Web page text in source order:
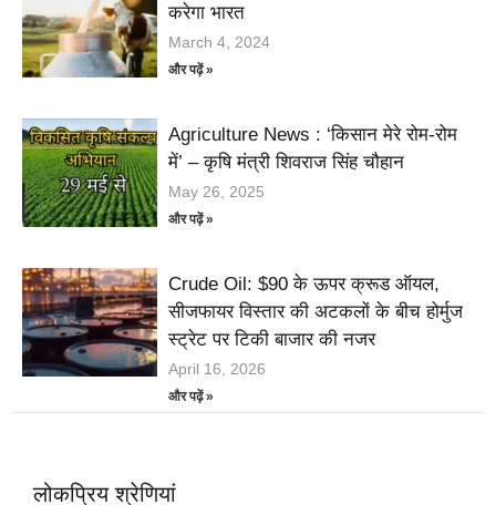
करेगा भारत
March 4, 2024
और पढ़ें »
Agriculture News : ‘किसान मेरे रोम-रोम
में’ – कृषि मंत्री शिवराज सिंह चौहान
May 26, 2025
और पढ़ें »
Crude Oil: $90 के ऊपर क्रूड ऑयल,
सीजफायर विस्तार की अटकलों के बीच होर्मुज
स्ट्रेट पर टिकी बाजार की नजर
April 16, 2026
और पढ़ें »
लोकप्रिय श्रेणियां